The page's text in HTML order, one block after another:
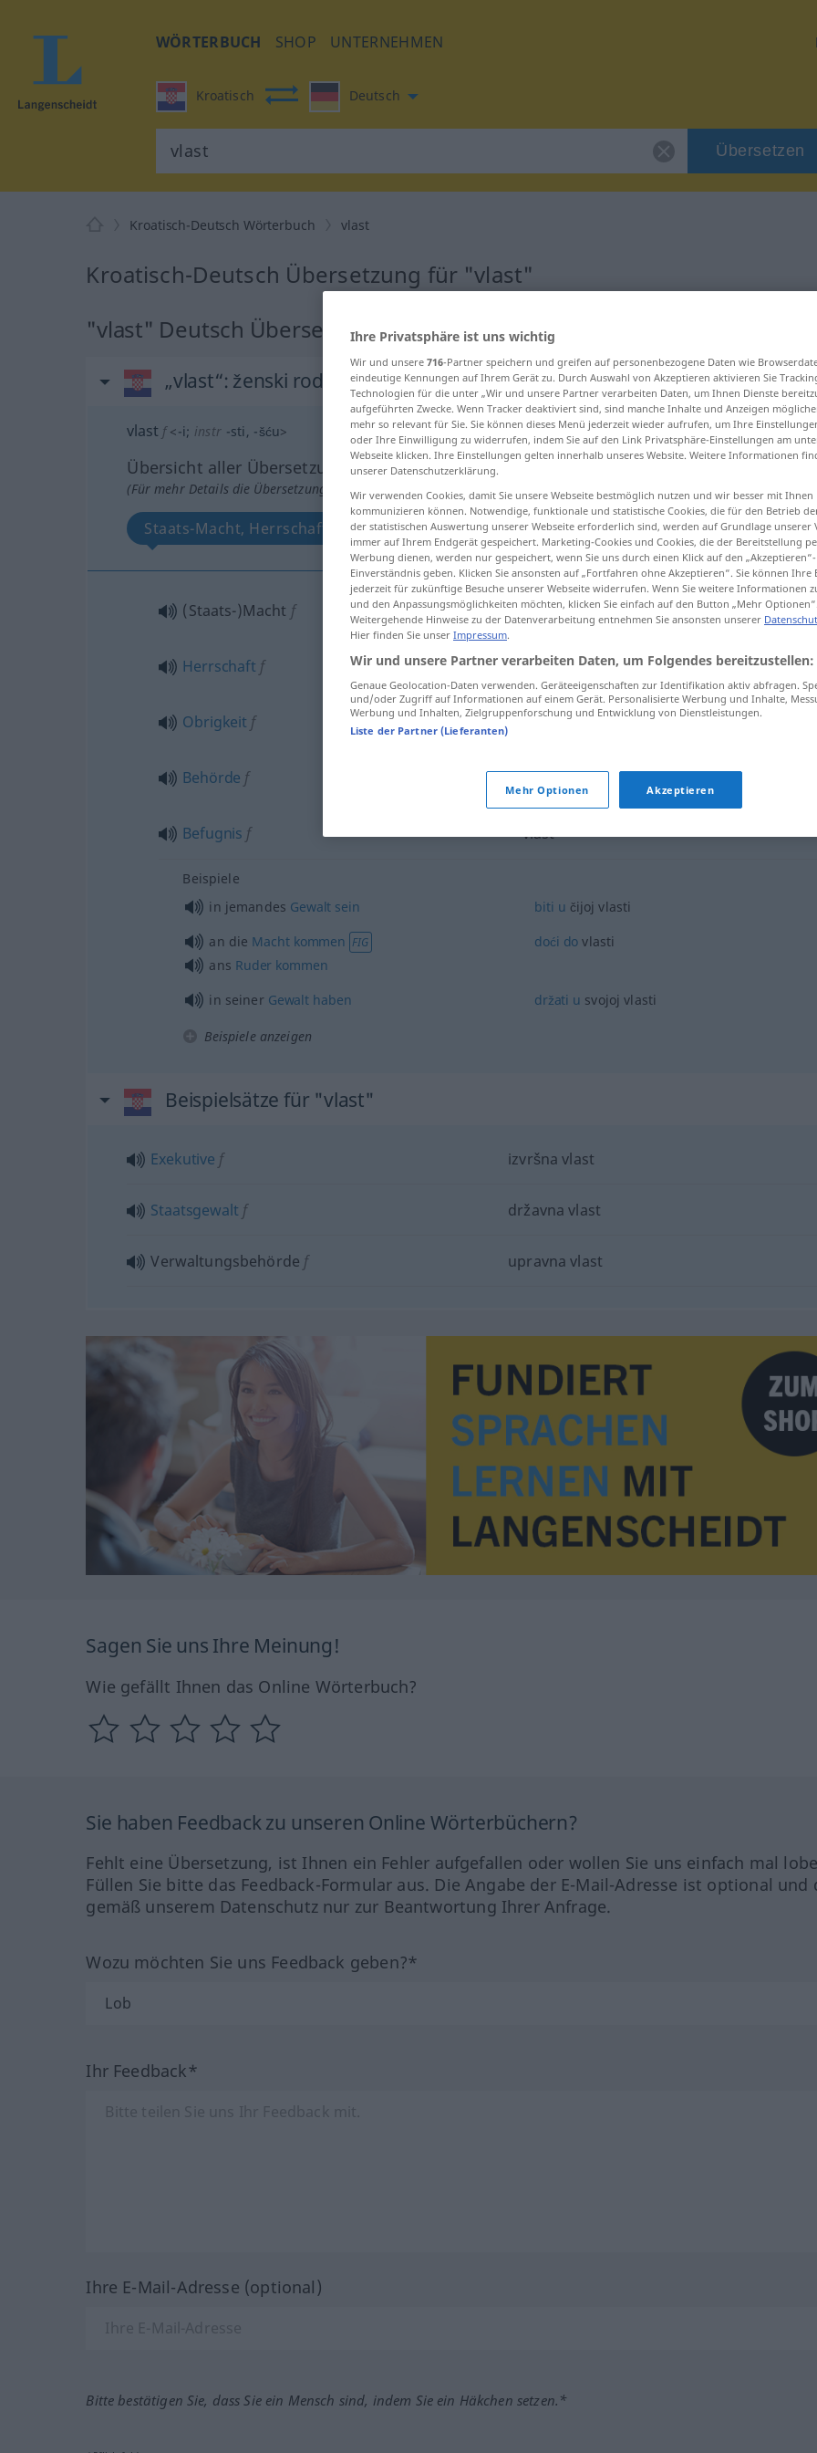
WÖRTERBUCH SHOP UNTERNEHMEN
Kroatisch Deutsch
Übersetzen
Kroatisch-Deutsch Wörterbuch vlast
Kroatisch-Deutsch Übersetzung für "vlast"
"vlast" Deutsch Übersetzung
„vlast“: ženski rod
vlast f <-i; instr -sti, -šću>
Übersicht aller Übersetzungen
(Für mehr Details die Übersetzung anklicken/antippen)
Staats-Macht, Herrschaft, Obrigkeit, Behörde, Befugnis
(Staats-)Macht f vlast
Herrschaft f vlast
Obrigkeit f vlast
Behörde f vlast
Befugnis f vlast
Beispiele
in jemandes Gewalt sein biti u čijoj vlasti
an die Macht kommen FIG
ans Ruder kommen
doći do vlasti
in seiner Gewalt haben držati u svojoj vlasti
Beispiele anzeigen
Beispielsätze für "vlast"
Exekutive f izvršna vlast
Staatsgewalt f državna vlast
Verwaltungsbehörde f upravna vlast
Sagen Sie uns Ihre Meinung!
Wie gefällt Ihnen das Online Wörterbuch?
Sie haben Feedback zu unseren Online Wörterbüchern?
Fehlt eine Übersetzung, ist Ihnen ein Fehler aufgefallen oder wollen Sie uns einfach mal
Füllen Sie bitte das Feedback-Formular aus. Die Angabe der E-Mail-Adresse ist optional und
gemäß unserem Datenschutz nur zur Beantwortung Ihrer Anfrage.
Wozu möchten Sie uns Feedback geben?*
Ihr Feedback*
Ihre E-Mail-Adresse (optional)
Bitte bestätigen Sie, dass Sie ein Mensch sind, indem Sie ein Häkchen setzen.*
Ihre Privatsphäre ist uns wichtig
Wir und unsere 716-Partner speichern und greifen auf personenbezogene Daten wie
eindeutige Kennungen auf Ihrem Gerät zu. Durch Auswahl von Akzeptieren aktivieren Sie
Technologien für die unter „Wir und unsere Partner verarbeiten Daten, um Ihnen Dienste
aufgeführten Zwecke. Wenn Tracker deaktiviert sind, sind manche Inhalte und Anzeigen
mehr so relevant für Sie. Sie können dieses Menü jederzeit wieder aufrufen, um Ihre
oder Ihre Einwilligung zu widerrufen, indem Sie auf den Link Privatsphäre-Einstellungen am
Webseite klicken. Ihre Einstellungen gelten innerhalb unseres Website. Weitere Informationen
unserer Datenschutzerklärung.
Wir verwenden Cookies, damit Sie unsere Webseite bestmöglich nutzen und wir besser mit Ihnen
kommunizieren können. Notwendige, funktionale und statistische Cookies, die für den Betrieb
der statistischen Auswertung unserer Webseite erforderlich sind, werden auf Grundlage unserer
immer auf Ihrem Endgerät gespeichert. Marketing-Cookies und Cookies, die der Bereitstellung
Werbung dienen, werden nur gespeichert, wenn Sie uns durch einen Klick auf den
Einverständnis geben. Klicken Sie ansonsten auf „Fortfahren ohne Akzeptieren“. Sie können Ihre
jederzeit für zukünftige Besuche unserer Webseite widerrufen. Wenn Sie weitere Informationen
und den Anpassungsmöglichkeiten möchten, klicken Sie einfach auf den Button „Mehr Optionen“.
Weitergehende Hinweise zu der Datenverarbeitung entnehmen Sie ansonsten unserer
Hier finden Sie unser Impressum.
Wir und unsere Partner verarbeiten Daten, um Folgendes bereitzustellen:
Genaue Geolocation-Daten verwenden. Geräteeigenschaften zur Identifikation aktiv abfragen.
und/oder Zugriff auf Informationen auf einem Gerät. Personalisierte Werbung und Inhalte,
Werbung und Inhalten, Zielgruppenforschung und Entwicklung von Dienstleistungen.
Liste der Partner (Lieferanten)
Mehr Optionen Akzeptieren